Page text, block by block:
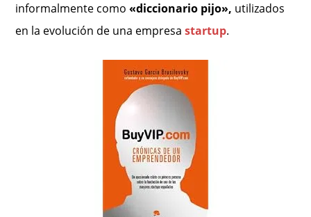
informalmente como «diccionario pijo», utilizados
en la evolución de una empresastartup.